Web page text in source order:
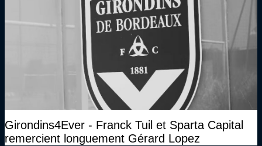
Girondins4Ever - Franck Tuil et Sparta Capital
remercient longuement Gérard Lopez